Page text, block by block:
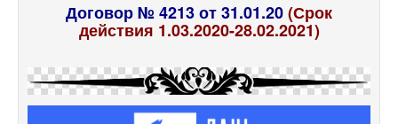
Договор № 4213 от 31.01.20(Срок
действия 1.03.2020-28.02.2021)